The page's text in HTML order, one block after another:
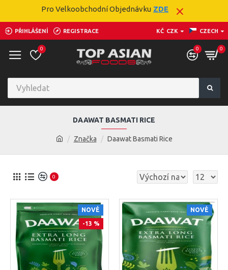
Pro Velkoobchodní Objednávku ZDE
PŘIHLÁŠENÍ REGISTRACE KČ CZK CZECH
0 0 0
Značka Daawat Basmati Rice
DAAWAT BASMATI RICE
0
NOVÉ
-13 %
NOVÉ